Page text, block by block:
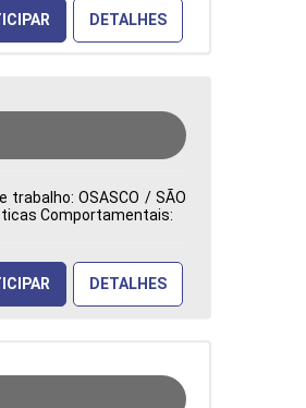
DETALHES
trabalho: OSASCO / SÃO
Comportamentais:
DETALHES